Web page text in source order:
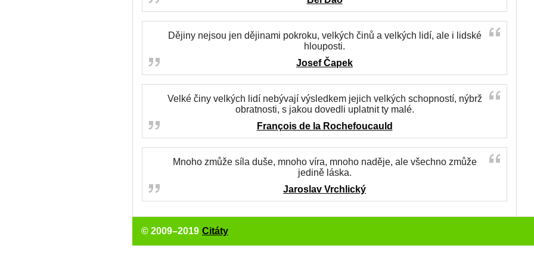
Dějiny nejsou jen dějinami pokroku, velkých činů a velkých lidí, ale i lidské
hlouposti.
Josef Čapek
Velké činy velkých lidí nebývají výsledkem jejich velkých schopností, nýbrž
obratnosti, s jakou dovedli uplatnit ty malé.
François de la Rochefoucauld
Mnoho zmůže síla duše, mnoho víra, mnoho naděje, ale všechno zmůže
jedině láska.
Jaroslav Vrchlický
© 2009–2019 Citáty